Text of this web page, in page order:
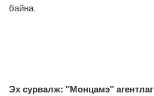
байна.
Эх сурвалж: "Монцамэ" агентлаг